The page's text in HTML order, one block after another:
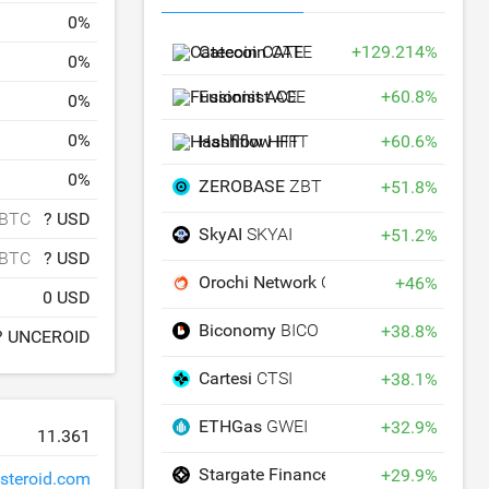
0%
0%
0%
0%
0%
? USD
? USD
0 USD
UNCEROID
11.361
CatecoinCATE +129.214%
FusionistACE +60.8%
HashflowHFT +60.6%
ZEROBASEZBT +51.8%
SkyAISKYAI +51.2%
Orochi Network ON +46%
Biconomy BICO +38.8%
Cartesi CTSI +38.1%
ETHGas GWEI +32.9%
Stargate Finance +29.9%